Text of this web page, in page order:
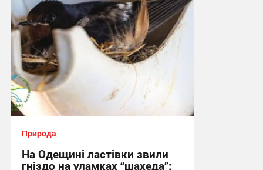
Природа
На Одещині ластівки звили
гніздо на уламках “шахеда”: